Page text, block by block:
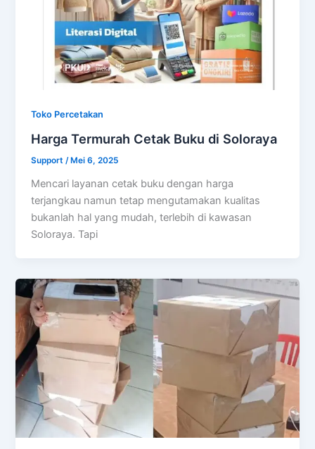
Toko Percetakan
Harga Termurah Cetak Buku di Soloraya
Support/Mei 6, 2025
Mencari layanan cetak buku dengan harga
terjangkau namun tetap mengutamakan kualitas
bukanlah hal yang mudah, terlebih di kawasan
Soloraya. Tapi